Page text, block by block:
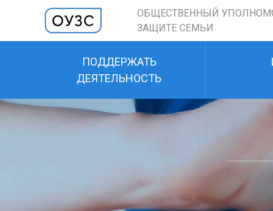
ОБЩЕСТВЕННЫЙ
ЗАЩИТЕ СЕМЬИ
ПОДДЕРЖАТЬ
ДЕЯТЕЛЬНОСТЬ